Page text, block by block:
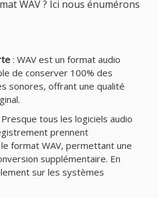
WAV ? Ici nous énumérons
: WAV est un format audio
de conserver 100% des
sonores, offrant une qualité
Presque tous les logiciels audio
prennent
format WAV, permettant une
supplémentaire. En
sur les systèmes